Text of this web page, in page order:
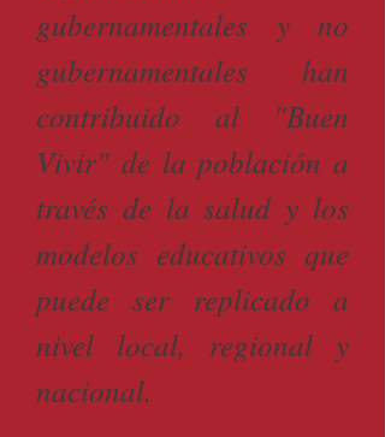
gubernamentales y no
gubernamentales han
contribuido al "Buen
Vivir" de la población a
través de la salud y los
modelos educativos que
puede ser replicado a
nivel local, regional y
nacional.